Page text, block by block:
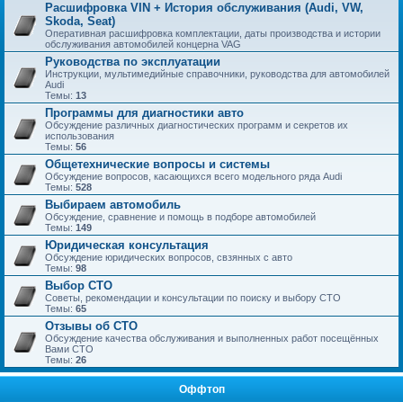
Расшифровка VIN + История обслуживания (Audi, VW,
Skoda, Seat)
Оперативная расшифровка комплектации, даты производства и истории
обслуживания автомобилей концерна VAG
Руководства по эксплуатации
Инструкции, мультимедийные справочники, руководства для автомобилей
Audi
Темы: 13
Программы для диагностики авто
Обсуждение различных диагностических программ и секретов их
использования
Темы: 56
Общетехнические вопросы и системы
Обсуждение вопросов, касающихся всего модельного ряда Audi
Темы: 528
Выбираем автомобиль
Обсуждение, сравнение и помощь в подборе автомобилей
Темы: 149
Юридическая консультация
Обсуждение юридических вопросов, свзянных с авто
Темы: 98
Выбор СТО
Советы, рекомендации и консультации по поиску и выбору СТО
Темы: 65
Отзывы об СТО
Обсуждение качества обслуживания и выполненных работ посещённых
Вами СТО
Темы: 26
Оффтоп